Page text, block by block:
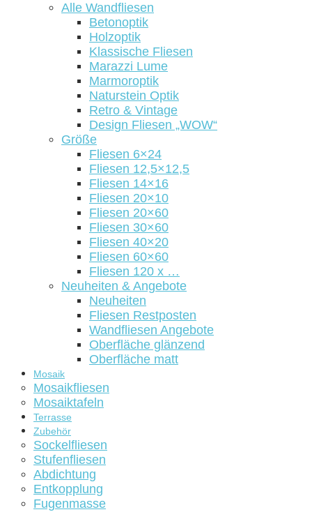
Alle Wandfliesen
Betonoptik
Holzoptik
Klassische Fliesen
Marazzi Lume
Marmoroptik
Naturstein Optik
Retro & Vintage
Design Fliesen „WOW“
Größe
Fliesen 6×24
Fliesen 12,5×12,5
Fliesen 14×16
Fliesen 20×10
Fliesen 20×60
Fliesen 30×60
Fliesen 40×20
Fliesen 60×60
Fliesen 120 x …
Neuheiten & Angebote
Neuheiten
Fliesen Restposten
Wandfliesen Angebote
Oberfläche glänzend
Oberfläche matt
Mosaik
Mosaikfliesen
Mosaiktafeln
Terrasse
Zubehör
Sockelfliesen
Stufenfliesen
Abdichtung
Entkopplung
Fugenmasse